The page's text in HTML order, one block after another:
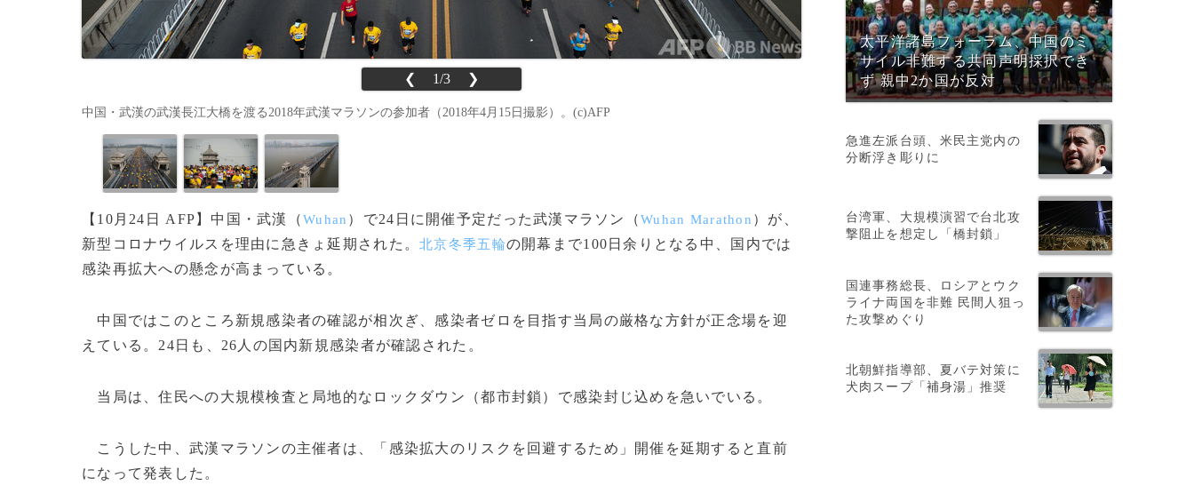
❮ 1/3 ❯
中国・武漢の武漢長江大橋を渡る2018年武漢マラソンの参加者（2018年4月15日撮影）。(c)AFP
【10月24日 AFP】中国・武漢（Wuhan ）で24日に開催予定だった武漢マラソン（Wuhan Marathon ）が、
新型コロナウイルスを理由に急きょ延期された。北京冬季五輪の開幕まで100日余りとなる中、国内では
感染再拡大への懸念が高まっている。
中国ではこのところ新規感染者の確認が相次ぎ、感染者ゼロを目指す当局の厳格な方針が正念場を迎
えている。24日も、26人の国内新規感染者が確認された。
当局は、住民への大規模検査と局地的なロックダウン（都市封鎖）で感染封じ込めを急いでいる。
こうした中、武漢マラソンの主催者は、「感染拡大のリスクを回避するため」開催を延期すると直前
になって発表した。
太平洋諸島フォーラム、中国のミ
サイル非難する共同声明採択でき
ず 親中2か国が反対
急進左派台頭、米民主党内の
分断浮き彫りに
台湾軍、大規模演習で台北攻
撃阻止を想定し「橋封鎖」
国連事務総長、ロシアとウク
ライナ両国を非難 民間人狙っ
た攻撃めぐり
北朝鮮指導部、夏バテ対策に
犬肉スープ「補身湯」推奨